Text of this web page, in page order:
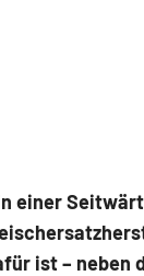
einer
ist – neben